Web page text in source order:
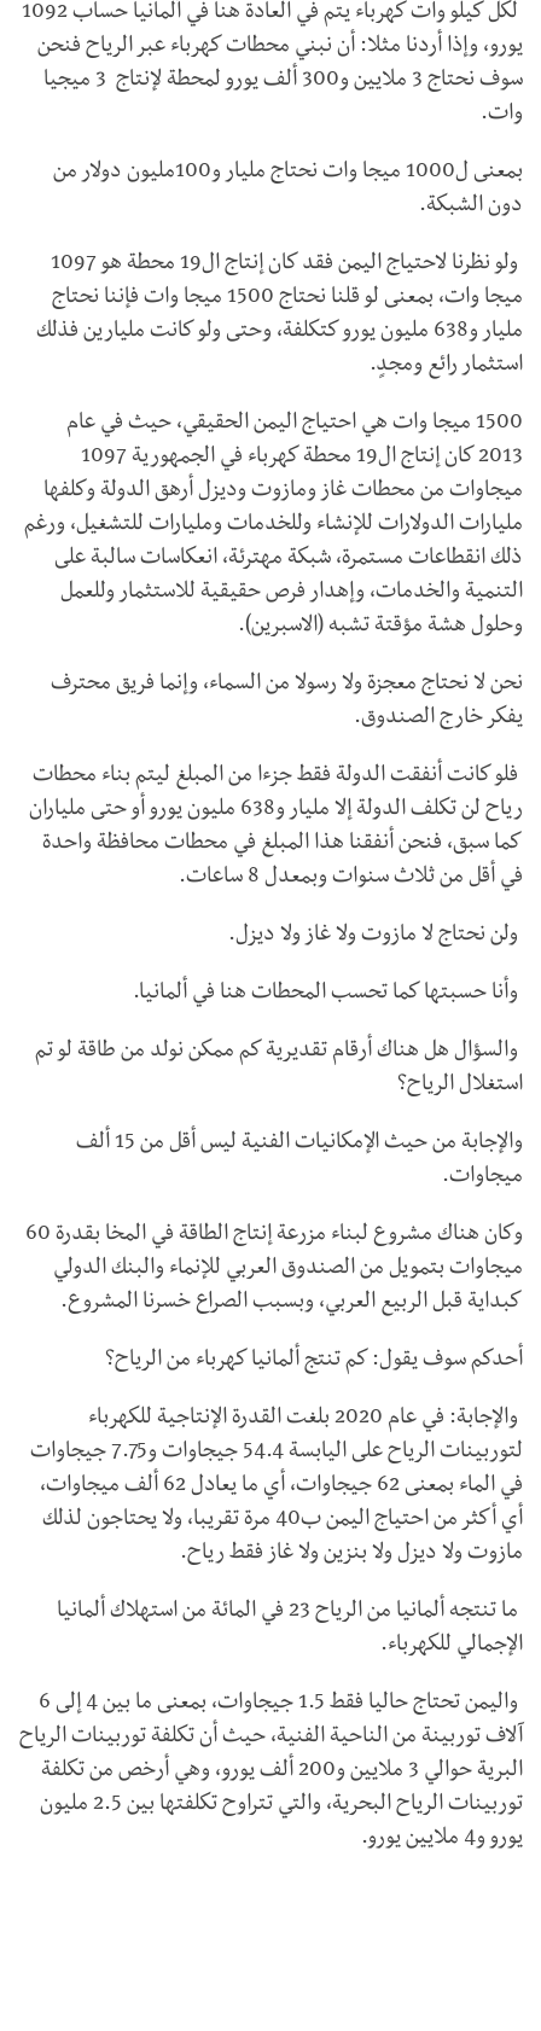
لكل كيلو وات كهرباء يتم في العادة هنا في ألمانيا حساب 1092
يورو، وإذا أردنا مثلا: أن نبني محطات كهرباء عبر الرياح فنحن
سوف نحتاج 3 ملايين و300 ألف يورو لمحطة لإنتاج 3 ميجيا
وات.
بمعنى ل1000 ميجا وات نحتاج مليار و100مليون دولار من
دون الشبكة.
ولو نظرنا لاحتياج اليمن فقد كان إنتاج ال19 محطة هو 1097
ميجا وات، بمعنى لو قلنا نحتاج 1500 ميجا وات فإننا نحتاج
مليار و638 مليون يورو كتكلفة، وحتى ولو كانت مليارين فذلك
استثمار رائع ومجدٍ.
1500 ميجا وات هي احتياج اليمن الحقيقي، حيث في عام
2013 كان إنتاج ال19 محطة كهرباء في الجمهورية 1097
ميجاوات من محطات غاز ومازوت وديزل أرهق الدولة وكلفها
مليارات الدولارات للإنشاء وللخدمات ومليارات للتشغيل، ورغم
ذلك انقطاعات مستمرة، شبكة مهترئة، انعكاسات سالبة على
التنمية والخدمات، وإهدار فرص حقيقية للاستثمار وللعمل
وحلول هشة مؤقتة تشبه (الاسبرين).
نحن لا نحتاج معجزة ولا رسولا من السماء، وإنما فريق محترف
يفكر خارج الصندوق.
فلو كانت أنفقت الدولة فقط جزءا من المبلغ ليتم بناء محطات
رياح لن تكلف الدولة إلا مليار و638 مليون يورو أو حتى ملياران
كما سبق، فنحن أنفقنا هذا المبلغ في محطات محافظة واحدة
في أقل من ثلاث سنوات وبمعدل 8 ساعات.
ولن نحتاج لا مازوت ولا غاز ولا ديزل.
وأنا حسبتها كما تحسب المحطات هنا في ألمانيا.
والسؤال هل هناك أرقام تقديرية كم ممكن نولد من طاقة لو تم
استغلال الرياح؟
والإجابة من حيث الإمكانيات الفنية ليس أقل من 15 ألف
ميجاوات.
وكان هناك مشروع لبناء مزرعة إنتاج الطاقة في المخا بقدرة 60
ميجاوات بتمويل من الصندوق العربي للإنماء والبنك الدولي
كبداية قبل الربيع العربي، وبسبب الصراع خسرنا المشروع.
أحدكم سوف يقول: كم تنتج ألمانيا كهرباء من الرياح؟
والإجابة: في عام 2020 بلغت القدرة الإنتاجية للكهرباء
لتوربينات الرياح على اليابسة 54.4 جيجاوات و7.75 جيجاوات
في الماء بمعنى 62 جيجاوات، أي ما يعادل 62 ألف ميجاوات،
أي أكثر من احتياج اليمن ب40 مرة تقريبا، ولا يحتاجون لذلك
مازوت ولا ديزل ولا بنزين ولا غاز فقط رياح.
ما تنتجه ألمانيا من الرياح 23 في المائة من استهلاك ألمانيا
الإجمالي للكهرباء.
واليمن تحتاج حاليا فقط 1.5 جيجاوات، بمعنى ما بين 4 إلى 6
آلاف توربينة من الناحية الفنية، حيث أن تكلفة توربينات الرياح
البرية حوالي 3 ملايين و200 ألف يورو، وهي أرخص من تكلفة
توربينات الرياح البحرية، والتي تتراوح تكلفتها بين 2.5 مليون
يورو و4 ملايين يورو.